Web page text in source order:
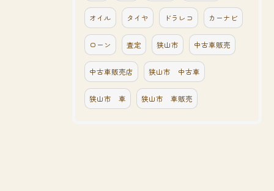
オイル タイヤ ドラレコ カーナビ
ローン 査定 狭山市 中古車販売
中古車販売店 狭山市 中古車
狭山市 車 狭山市 車販売